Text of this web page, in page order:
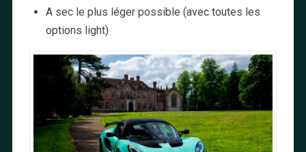
A sec le plus léger possible (avec toutes les
options light)